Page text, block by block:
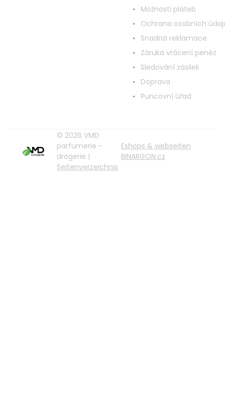
Možnosti plateb
Ochrana osobních
Snadná reklamace
Záruka vrácení peněz
Sledování zásilek
Doprava
Puncovní úřad
© 2026 VMD
parfumerie -
drogerie |
Seitenverzeichnis
Eshops & webseiten
BINARGON.cz